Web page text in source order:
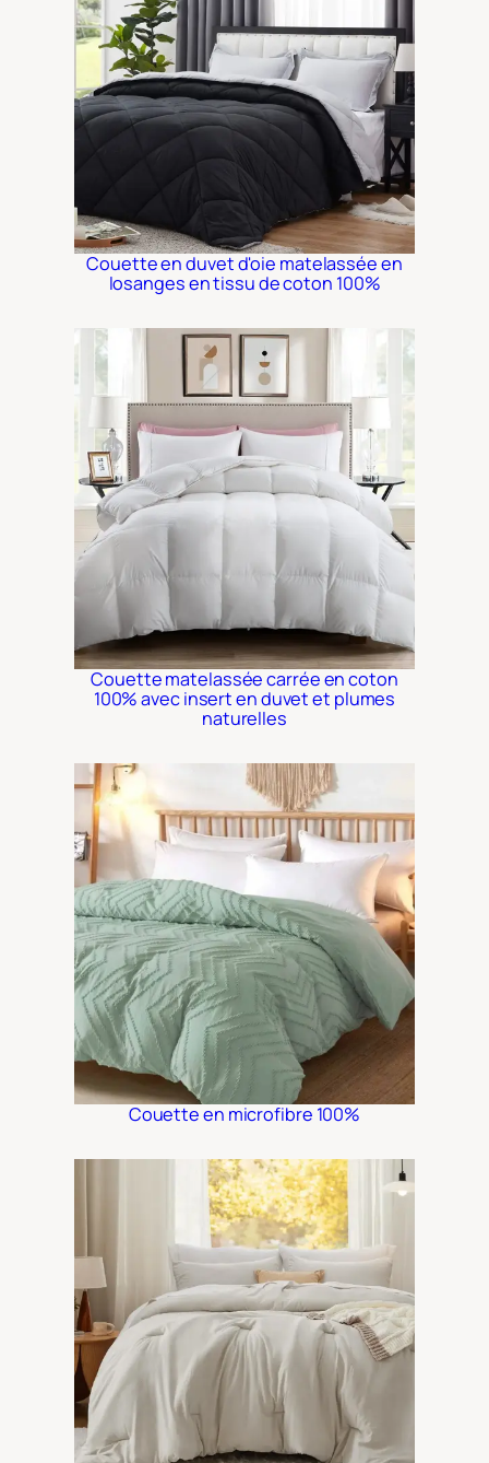
Couette en duvet d'oie matelassée en
losanges en tissu de coton 100%
Couette matelassée carrée en coton
100% avec insert en duvet et plumes
naturelles
Couette en microfibre 100%